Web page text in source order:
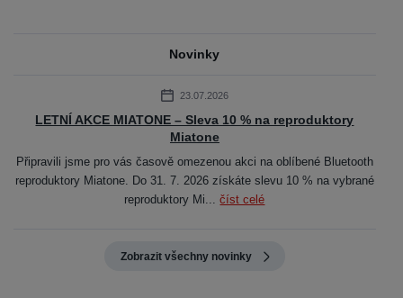
Novinky
23.07.2026
LETNÍ AKCE MIATONE – Sleva 10 % na reproduktory
Miatone
Připravili jsme pro vás časově omezenou akci na oblíbené Bluetooth
reproduktory Miatone. Do 31. 7. 2026 získáte slevu 10 % na vybrané
reproduktory Mi...číst celé
Zobrazit všechny novinky